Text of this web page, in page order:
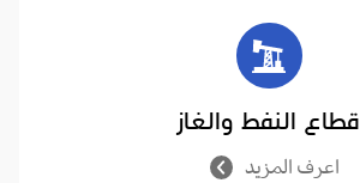
قطاع النفط والغاز
اعرف المزيد